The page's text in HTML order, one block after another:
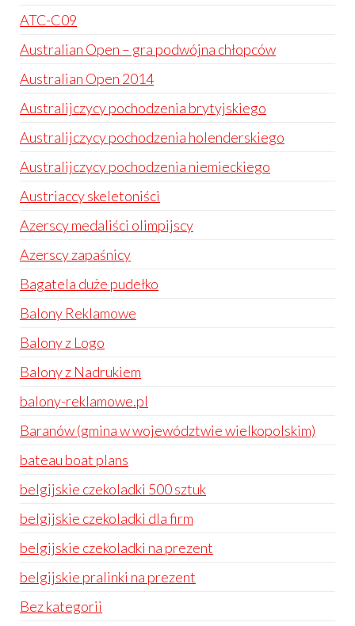
ATC-C09
Australian Open – gra podwójna chłopców
Australian Open 2014
Australijczycy pochodzenia brytyjskiego
Australijczycy pochodzenia holenderskiego
Australijczycy pochodzenia niemieckiego
Austriaccy skeletoniści
Azerscy medaliści olimpijscy
Azerscy zapaśnicy
Bagatela duże pudełko
Balony Reklamowe
Balony z Logo
Balony z Nadrukiem
balony-reklamowe.pl
Baranów (gmina w województwie wielkopolskim)
bateau boat plans
belgijskie czekoladki 500 sztuk
belgijskie czekoladki dla firm
belgijskie czekoladki na prezent
belgijskie pralinki na prezent
Bez kategorii